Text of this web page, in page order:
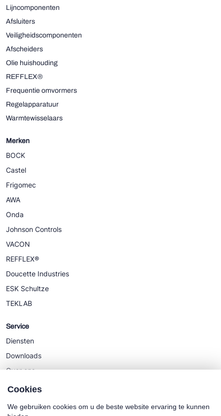
Lijncomponenten
Afsluiters
Veiligheidscomponenten
Afscheiders
Olie huishouding
REFFLEX®
Frequentie omvormers
Regelapparatuur
Warmtewisselaars
Merken
BOCK
Castel
Frigomec
AWA
Onda
Johnson Controls
VACON
REFFLEX®
Doucette Industries
ESK Schultze
TEKLAB
Service
Diensten
Downloads
Over ons
Nieuws
Cookies
We gebruiken cookies om u de beste website ervaring te kunnen